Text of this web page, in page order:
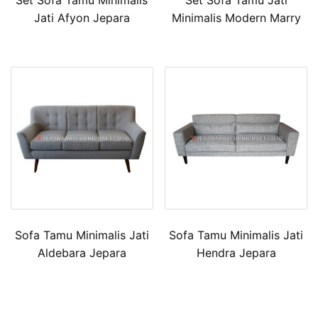
Jati Afyon Jepara
Minimalis Modern Marry
Sofa Tamu Minimalis Jati
Aldebara Jepara
Sofa Tamu Minimalis Jati
Hendra Jepara